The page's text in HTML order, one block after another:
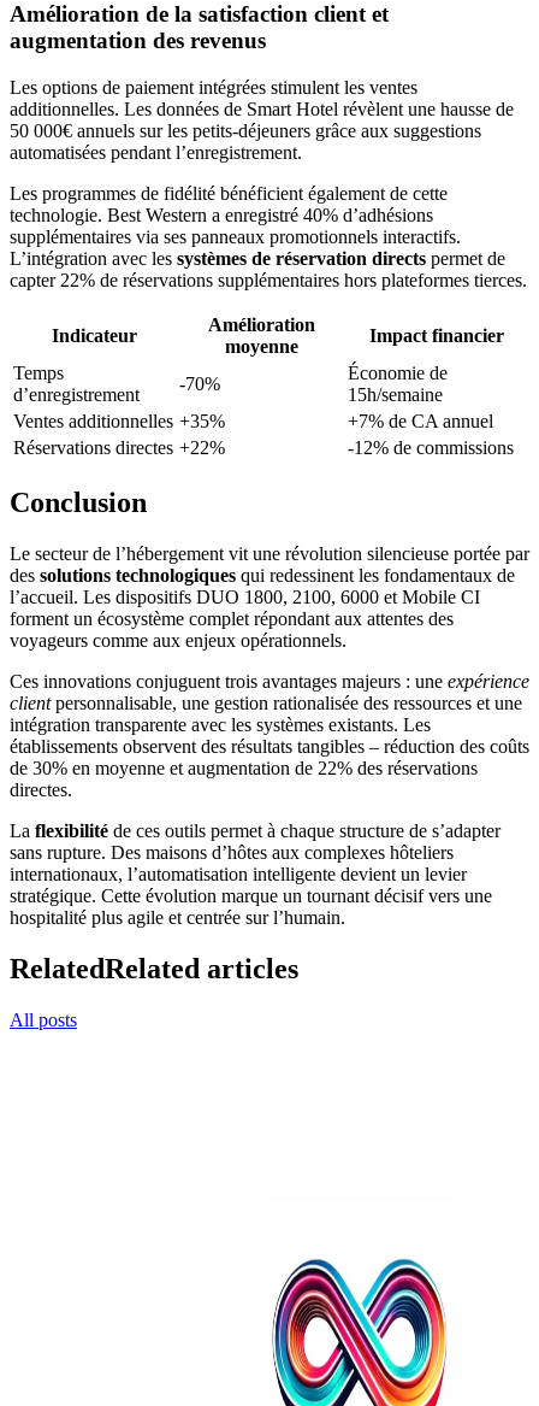
Amélioration de la satisfaction client et
augmentation des revenus
Les options de paiement intégrées stimulent les ventes
additionnelles. Les données de Smart Hotel révèlent une hausse de
50 000€ annuels sur les petits-déjeuners grâce aux suggestions
automatisées pendant l’enregistrement.
Les programmes de fidélité bénéficient également de cette
technologie. Best Western a enregistré 40% d’adhésions
supplémentaires via ses panneaux promotionnels interactifs.
L’intégration avec les systèmes de réservation directs permet de
capter 22% de réservations supplémentaires hors plateformes tierces.
Indicateur
Amélioration
moyenne
Impact financier
Temps
d’enregistrement
-70%
Économie de
15h/semaine
Ventes additionnelles +35%
+7% de CA annuel
Réservations directes +22% -12% de commissions
Conclusion
Le secteur de l’hébergement vit une révolution silencieuse portée par
des solutions technologiques qui redessinent les fondamentaux de
l’accueil. Les dispositifs DUO 1800, 2100, 6000 et Mobile CI
forment un écosystème complet répondant aux attentes des
voyageurs comme aux enjeux opérationnels.
Ces innovations conjuguent trois avantages majeurs : une expérience
clientpersonnalisable, une gestion rationalisée des ressources et une
intégration transparente avec les systèmes existants. Les
établissements observent des résultats tangibles – réduction des coûts
de 30% en moyenne et augmentation de 22% des réservations
directes.
La flexibilité de ces outils permet à chaque structure de s’adapter
sans rupture. Des maisons d’hôtes aux complexes hôteliers
internationaux, l’automatisation intelligente devient un levier
stratégique. Cette évolution marque un tournant décisif vers une
hospitalité plus agile et centrée sur l’humain.
RelatedRelated articles
All posts